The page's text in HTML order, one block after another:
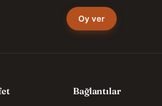
Oy ver
Bağlantılar